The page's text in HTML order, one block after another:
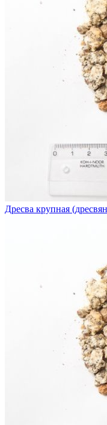
Дресва крупная